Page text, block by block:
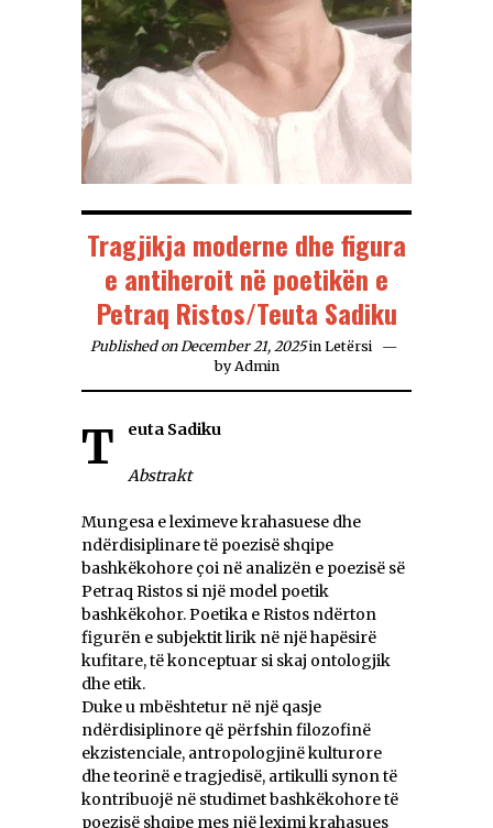
Tragjikja moderne dhe figura
e antiheroit në poetikën e
Petraq Ristos/Teuta Sadiku
Published on December 21, 2025 in Letërsi
by Admin
Teuta Sadiku
Abstrakt
Mungesa e leximeve krahasuese dhe
ndërdisiplinare të poezisë shqipe
bashkëkohore çoi në analizën e poezisë së
Petraq Ristos si një model poetik
bashkëkohor. Poetika e Ristos ndërton
figurën e subjektit lirik në një hapësirë
kufitare, të konceptuar si skaj ontologjik
dhe etik.
Duke u mbështetur në një qasje
ndërdisiplinore që përfshin filozofinë
ekzistenciale, antropologjinë kulturore
dhe teorinë e tragjedisë, artikulli synon të
kontribuojë në studimet bashkëkohore të
poezisë shqipe mes një leximi krahasues